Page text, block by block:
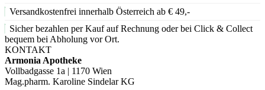
Versandkostenfrei innerhalb Österreich ab € 49,-
Sicher bezahlen per Kauf auf Rechnung oder bei Click & Collect
bequem bei Abholung vor Ort.
KONTAKT
Armonia Apotheke
Vollbadgasse 1a | 1170 Wien
Mag.pharm. Karoline Sindelar KG